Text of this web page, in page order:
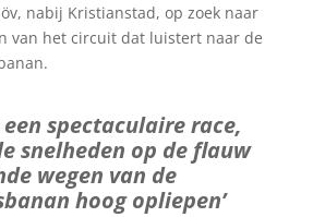
nabij Kristianstad, op zoek naar
van het circuit dat luistert naar de
een spectaculaire race,
snelheden op de flauw
wegen van de
hoog opliepen’